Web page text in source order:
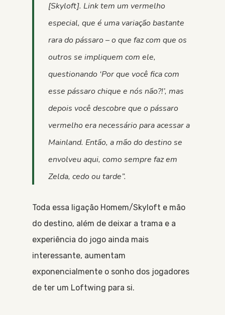
[Skyloft]. Link tem um vermelho
especial, que é uma variação bastante
rara do pássaro – o que faz com que os
outros se impliquem com ele,
questionando ‘Por que você fica com
esse pássaro chique e nós não?!’, mas
depois você descobre que o pássaro
vermelho era necessário para acessar a
Mainland. Então, a mão do destino se
envolveu aqui, como sempre faz em
Zelda, cedo ou tarde”.
Toda essa ligação Homem/Skyloft e mão
do destino, além de deixar a trama e a
experiência do jogo ainda mais
interessante, aumentam
exponencialmente o sonho dos jogadores
de ter um Loftwing para si.